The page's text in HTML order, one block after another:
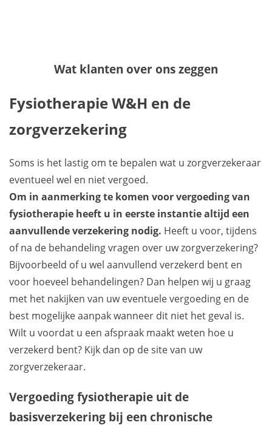
Wat klanten over ons zeggen
Fysiotherapie W&H en de
zorgverzekering
Soms is het lastig om te bepalen wat u zorgverzekeraar
eventueel wel en niet vergoed.
Om in aanmerking te komen voor vergoeding van
fysiotherapie heeft u in eerste instantie altijd een
aanvullende verzekering nodig. Heeft u voor, tijdens
of na de behandeling vragen over uw zorgverzekering?
Bijvoorbeeld of u wel aanvullend verzekerd bent en
voor hoeveel behandelingen? Dan helpen wij u graag
met het nakijken van uw eventuele vergoeding en de
best mogelijke aanpak wanneer dit niet het geval is.
Wilt u voordat u een afspraak maakt weten hoe u
verzekerd bent? Kijk dan op de site van uw
zorgverzekeraar.
Vergoeding fysiotherapie uit de
basisverzekering bij een chronische